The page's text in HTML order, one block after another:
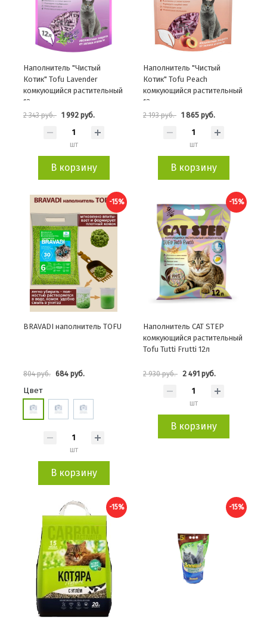
Наполнитель "Чистый
Котик" Tofu Lavender
комкующийся растительный
12л
2 343 руб. 1 992 руб.
шт
В корзину
Наполнитель "Чистый
Котик" Tofu Peach
комкующийся растительный
12л
2 193 руб. 1 865 руб.
шт
В корзину
-15%
BRAVADI наполнитель TOFU
804 руб. 684 руб.
Цвет
шт
В корзину
-15%
Наполнитель CAT STEP
комкующийся растительный
Tofu Tutti Frutti 12л
2 930 руб. 2 491 руб.
шт
В корзину
-15% -15%